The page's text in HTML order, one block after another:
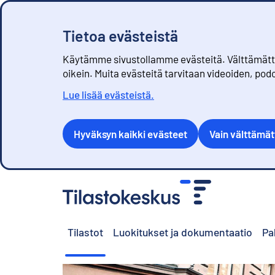
Tietoa evästeistä
Käytämme sivustollamme evästeitä.
oikein. Muita evästeitä tarvitaan videoiden,
Lue lisää evästeistä.
Hyväksyn kaikki evästeet Vain
Tilastot Luokitukset ja dokumentaatio